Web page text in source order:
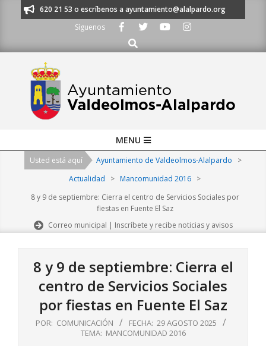
al 91 620 21 53 o escríbenos a ayuntamiento@alalpardo.org
Síguenos
Buscar
Navigation
MENU
Usted está aquí Ayuntamiento de Valdeolmos-Alalpardo
>
Actualidad
> Mancomunidad 2016 >
8 y 9 de septiembre: Cierra el centro de Servicios Sociales por
fiestas en Fuente El Saz
Correo municipal | Inscríbete y recibe noticias y avisos
8 y 9 de septiembre: Cierra el
centro de Servicios Sociales
por fiestas en Fuente El Saz
POR: COMUNICACIÓN FECHA: 29 AGOSTO 2025
TEMA: MANCOMUNIDAD 2016